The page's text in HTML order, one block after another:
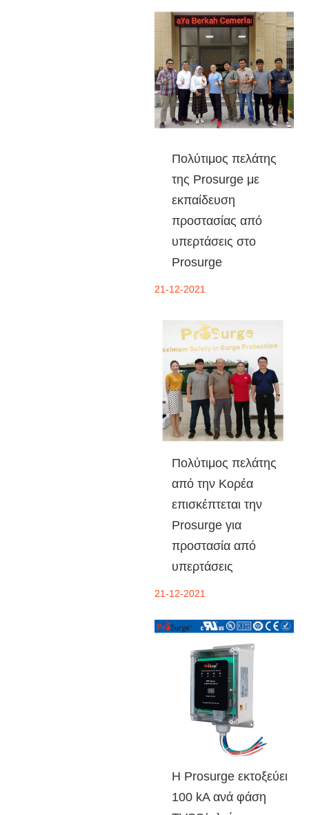
Πολύτιμος πελάτης
της Prosurge με
εκπαίδευση
προστασίας από
υπερτάσεις στο
Prosurge
21-12-2021
Πολύτιμος πελάτης
από την Κορέα
επισκέπτεται την
Prosurge για
προστασία από
υπερτάσεις
21-12-2021
Η Prosurge εκτοξεύει
100 kA ανά φάση